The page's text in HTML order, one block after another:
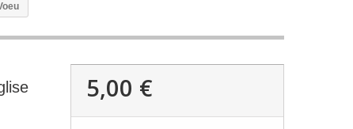
5,00 €